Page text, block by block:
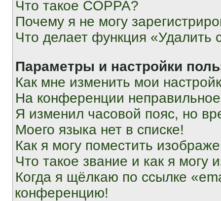
Что такое COPPA?
Почему я не могу
Что делает функция «Удалить
Параметры и настройки
Как мне изменить мои
На конференции
Я изменил часовой пояс, но
Моего языка нет в списке!
Как я могу поместить
Что такое звание и как я могу
Когда я щёлкаю по ссылке
конференцию!